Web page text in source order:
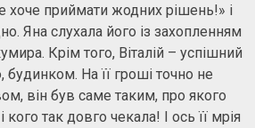
хоче приймати жодних рішень!» і
Яна слухала його із захопленням
Крім того, Віталій – успішний
На її гроші точно не
він був саме таким, про якого
кого так довго чекала! І ось її мрія